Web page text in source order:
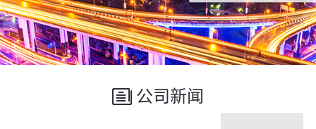
公司新闻